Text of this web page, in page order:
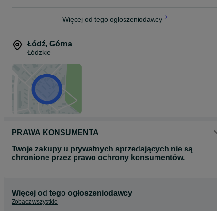
Więcej od tego ogłoszeniodawcy
Łódź, Górna
Łódzkie
PRAWA KONSUMENTA
Twoje zakupy u prywatnych sprzedających nie są
chronione przez prawo ochrony konsumentów.
Więcej od tego ogłoszeniodawcy
Zobacz wszystkie